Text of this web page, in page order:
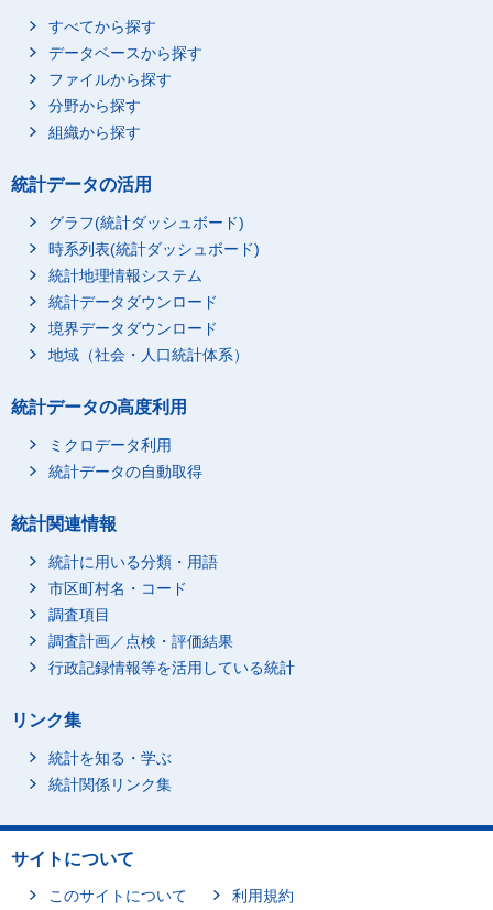
すべてから探す
データベースから探す
ファイルから探す
分野から探す
組織から探す
統計データの活用
グラフ(統計ダッシュボード)
時系列表(統計ダッシュボード)
統計地理情報システム
統計データダウンロード
境界データダウンロード
地域（社会・人口統計体系）
統計データの高度利用
ミクロデータ利用
統計データの自動取得
統計関連情報
統計に用いる分類・用語
市区町村名・コード
調査項目
調査計画／点検・評価結果
行政記録情報等を活用している統計
リンク集
統計を知る・学ぶ
統計関係リンク集
サイトについて
このサイトについて 利用規約